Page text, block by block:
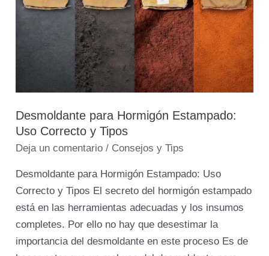
Desmoldante para Hormigón Estampado:
Uso Correcto y Tipos
Deja un comentario / Consejos y Tips
Desmoldante para Hormigón Estampado: Uso
Correcto y Tipos El secreto del hormigón estampado
está en las herramientas adecuadas y los insumos
completes. Por ello no hay que desestimar la
importancia del desmoldante en este proceso Es de